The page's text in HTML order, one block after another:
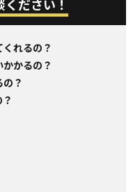
ださい！
れるの？
かるの？
？